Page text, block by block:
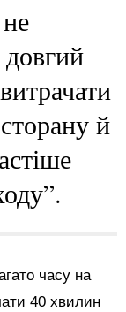
й
часу на
40 хвилин